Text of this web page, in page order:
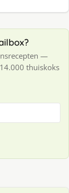
—
thuiskoks